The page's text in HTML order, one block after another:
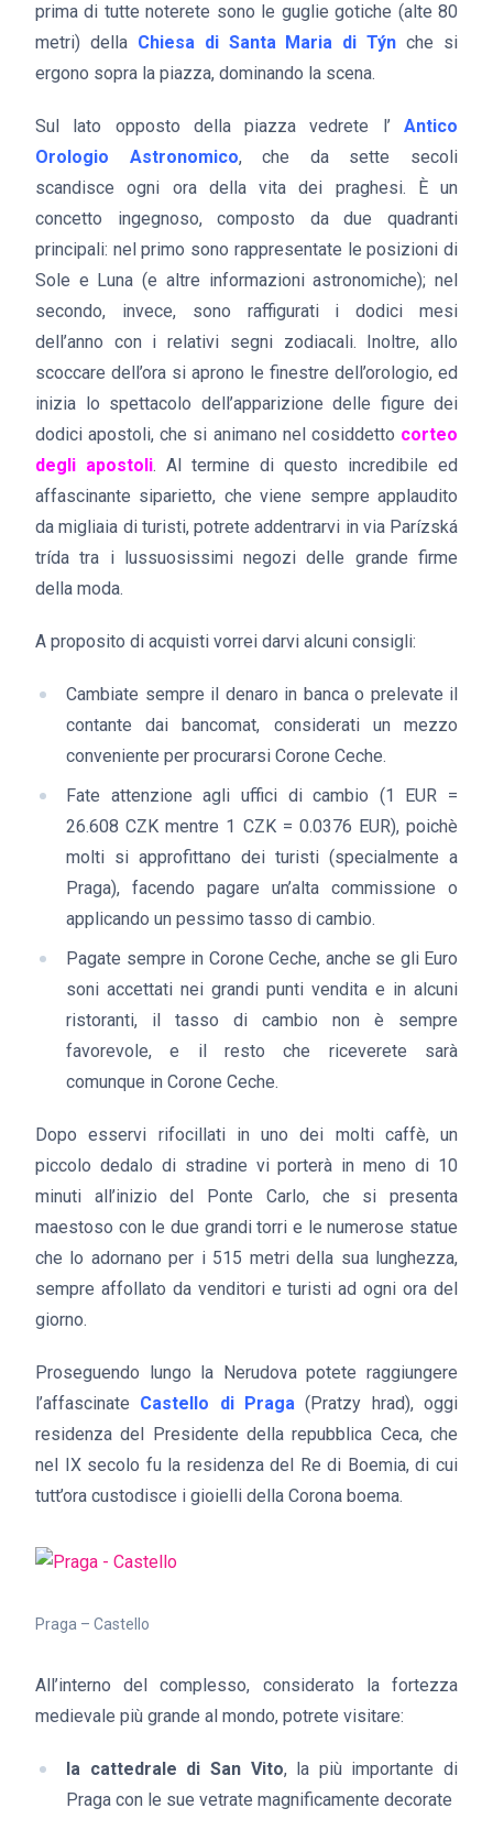
prima di tutte noterete sono le guglie gotiche (alte 80
metri) della Chiesa di Santa Maria di Týn che si
ergono sopra la piazza, dominando la scena.
Sul lato opposto della piazza vedrete l’Antico
Orologio Astronomico, che da sette secoli
scandisce ogni ora della vita dei praghesi. È un
concetto ingegnoso, composto da due quadranti
principali: nel primo sono rappresentate le posizioni di
Sole e Luna (e altre informazioni astronomiche); nel
secondo, invece, sono raffigurati i dodici mesi
dell’anno con i relativi segni zodiacali. Inoltre, allo
scoccare dell’ora si aprono le finestre dell’orologio, ed
inizia lo spettacolo dell’apparizione delle figure dei
dodici apostoli, che si animano nel cosiddetto corteo
degli apostoli. Al termine di questo incredibile ed
affascinante siparietto, che viene sempre applaudito
da migliaia di turisti, potrete addentrarvi in via Parízská
trída tra i lussuosissimi negozi delle grande firme
della moda.
A proposito di acquisti vorrei darvi alcuni consigli:
Cambiate sempre il denaro in banca o prelevate il
contante dai bancomat, considerati un mezzo
conveniente per procurarsi Corone Ceche.
Fate attenzione agli uffici di cambio (1 EUR =
26.608 CZK mentre 1 CZK = 0.0376 EUR), poichè
molti si approfittano dei turisti (specialmente a
Praga), facendo pagare un’alta commissione o
applicando un pessimo tasso di cambio.
Pagate sempre in Corone Ceche, anche se gli Euro
soni accettati nei grandi punti vendita e in alcuni
ristoranti, il tasso di cambio non è sempre
favorevole, e il resto che riceverete sarà
comunque in Corone Ceche.
Dopo esservi rifocillati in uno dei molti caffè, un
piccolo dedalo di stradine vi porterà in meno di 10
minuti all’inizio del Ponte Carlo, che si presenta
maestoso con le due grandi torri e le numerose statue
che lo adornano per i 515 metri della sua lunghezza,
sempre affollato da venditori e turisti ad ogni ora del
giorno.
Proseguendo lungo la Nerudova potete raggiungere
l’affascinate Castello di Praga (Pratzy hrad), oggi
residenza del Presidente della repubblica Ceca, che
nel IX secolo fu la residenza del Re di Boemia, di cui
tutt’ora custodisce i gioielli della Corona boema.
Praga – Castello
All’interno del complesso, considerato la fortezza
medievale più grande al mondo, potrete visitare:
la cattedrale di San Vito, la più importante di
Praga con le sue vetrate magnificamente decorate